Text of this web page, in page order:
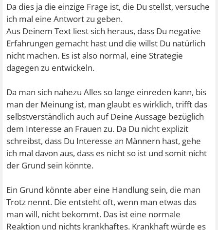
Da dies ja die einzige Frage ist, die Du stellst, versuche
ich mal eine Antwort zu geben.
Aus Deinem Text liest sich heraus, dass Du negative
Erfahrungen gemacht hast und die willst Du natürlich
nicht machen. Es ist also normal, eine Strategie
dagegen zu entwickeln.
Da man sich nahezu Alles so lange einreden kann, bis
man der Meinung ist, man glaubt es wirklich, trifft das
selbstverständlich auch auf Deine Aussage bezüglich
dem Interesse an Frauen zu. Da Du nicht explizit
schreibst, dass Du Interesse an Männern hast, gehe
ich mal davon aus, dass es nicht so ist und somit nicht
der Grund sein könnte.
Ein Grund könnte aber eine Handlung sein, die man
Trotz nennt. Die entsteht oft, wenn man etwas das
man will, nicht bekommt. Das ist eine normale
Reaktion und nichts krankhaftes. Krankhaft würde es